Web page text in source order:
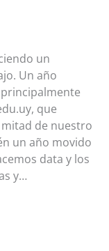
un
Un año
que
de nuestro
un año movido
data y los
y…